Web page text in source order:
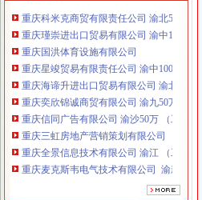
重庆瑾崇进出口贸易有限公司 渝中100万
重庆国洪体育设施有限公司
重庆星竣贸易有限责任公司 渝中100万 （
重庆海谛升进出口贸易有限公司 渝北100万
重庆奕欣锦诚商贸有限公司 渝九50万 （工
重庆信同广告有限公司 渝沙50万 （工商注
重庆三虹房地产营销策划有限公司
重庆全景信息技术有限公司 渝江 （工商注
重庆麦克斯韦电气技术有限公司 渝新 （工
重庆市罗云科技有限公司 渝北 工商注册
重庆科米克商贸有限责任公司 渝北50万 （